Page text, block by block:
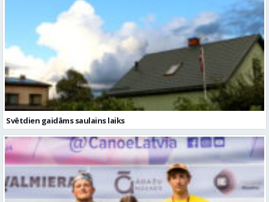
Svētdien gaidāms saulains laiks